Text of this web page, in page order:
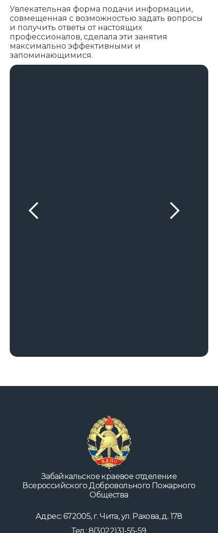
Увлекательная форма подачи информации,
совмещенная с возможностью задать вопросы
и получить ответы от настоящих
профессионалов, сделала эти занятия
максимально эффективными и
запоминающимися.
Забайкальское краевое отделение
Всероссийского Добровольного Пожарного
Общества
Адрес: 672005, г. Чита, ул. Рахова, д. 178
Тел.: 8(3022)31-55-59